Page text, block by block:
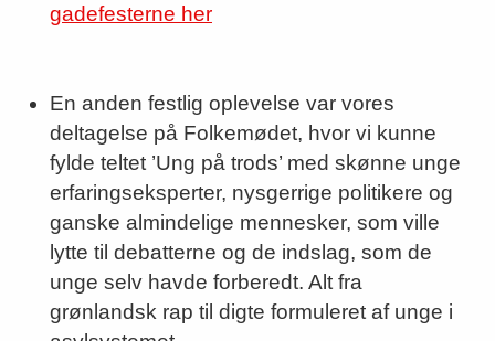
gadefesterne her
En anden festlig oplevelse var vores
deltagelse på Folkemødet, hvor vi kunne
fylde teltet ’Ung på trods’ med skønne unge
erfaringseksperter, nysgerrige politikere og
ganske almindelige mennesker, som ville
lytte til debatterne og de indslag, som de
unge selv havde forberedt. Alt fra
grønlandsk rap til digte formuleret af unge i